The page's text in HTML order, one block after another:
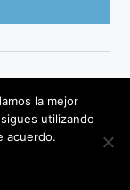
la mejor
utilizando
acuerdo.